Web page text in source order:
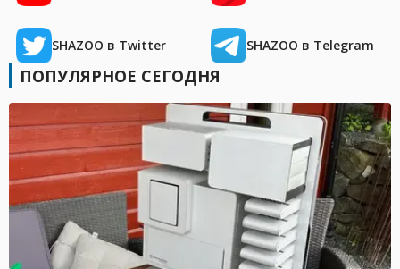
SHAZOO в Twitter SHAZOO в Telegram
ПОПУЛЯРНОЕ СЕГОДНЯ